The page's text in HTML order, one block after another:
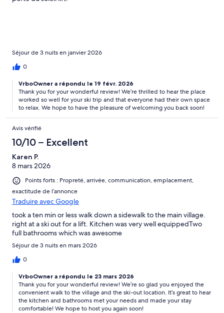
Séjour de 3 nuits en janvier 2026
0
VrboOwner a répondu le 19 févr. 2026
Thank you for your wonderful review! We’re thrilled to hear the place
worked so well for your ski trip and that everyone had their own space
to relax. We hope to have the pleasure of welcoming you back soon!
Avis vérifié
10/10 – Excellent
Karen P.
8 mars 2026
Points forts : Propreté, arrivée, communication, emplacement,
exactitude de l’annonce
Traduire avec Google
took a ten min or less walk down a sidewalk to the main village.
right at a ski out for a lift. Kitchen was very well equippedTwo
full bathrooms which was awesome
Séjour de 3 nuits en mars 2026
0
VrboOwner a répondu le 23 mars 2026
Thank you for your wonderful review! We’re so glad you enjoyed the
convenient walk to the village and the ski-out location. It’s great to hear
the kitchen and bathrooms met your needs and made your stay
comfortable! We hope to host you again soon!